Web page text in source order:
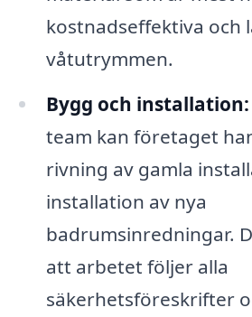
kostnadseffektiva och
våtutrymmen.
Bygg och installation:
team kan företaget
rivning av gamla
installation av nya
badrumsinredningar.
att arbetet följer alla
säkerhetsföreskrifter